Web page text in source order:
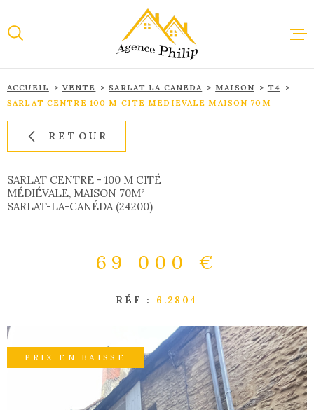
la
au
menu
au
contenu
ACCUEIL VENTE SARLAT LA CANEDA MAISON
T4
SARLAT CENTRE 100 M CITE MEDIEVALE MAISON 70M
RETOUR
SARLAT CENTRE - 100 M CITÉ
MÉDIÉVALE, MAISON 70M²
SARLAT-LA-CANÉDA (24200)
69 000 €
RÉF : 6.2804
PRIX EN BAISSE